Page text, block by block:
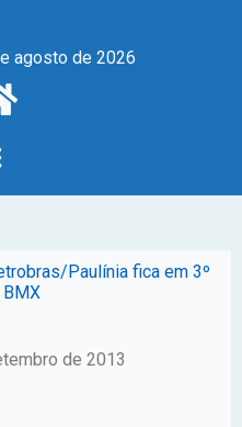
agosto de 2026
Paulínia fica em 3º
BMX
de 2013